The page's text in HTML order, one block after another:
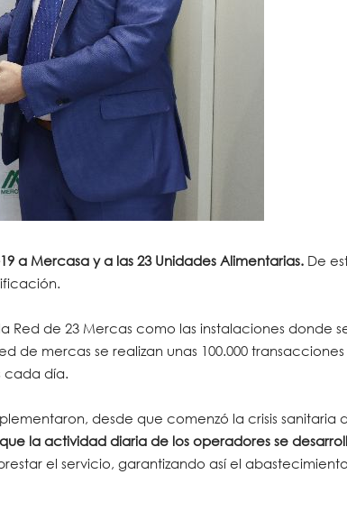
a Mercasa y a las 23 Unidades Alimentarias. De
de 23 Mercas como las instalaciones donde
de mercas se realizan unas 100.000
cada día.
desde que comenzó la crisis sanitaria
la actividad diaria de los operadores se
el servicio, garantizando así el abastecimiento